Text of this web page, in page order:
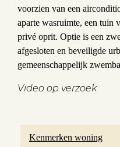
voorzien van een
aparte wasruimte, een tuin
privé oprit. Optie is een
afgesloten en beveiligde
gemeenschappelijk
Video op verzoek
Kenmerken woning